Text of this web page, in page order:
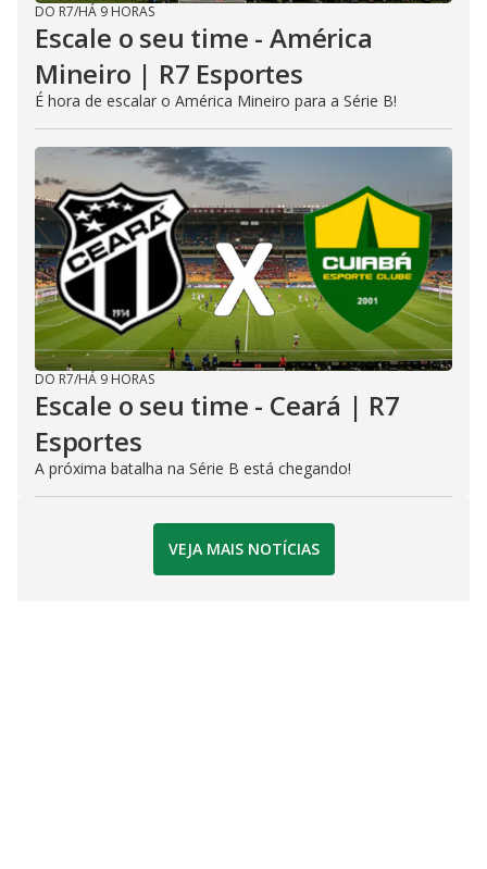
DO R7/HÁ 9 HORAS
Escale o seu time - América
Mineiro | R7 Esportes
É hora de escalar o América Mineiro para a Série B!
DO R7/HÁ 9 HORAS
Escale o seu time - Ceará | R7
Esportes
A próxima batalha na Série B está chegando!
VEJA MAIS NOTÍCIAS